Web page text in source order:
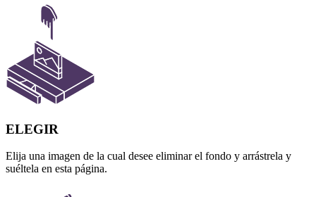
ELEGIR
Elija una imagen de la cual desee eliminar el fondo y arrástrela y
suéltela en esta página.